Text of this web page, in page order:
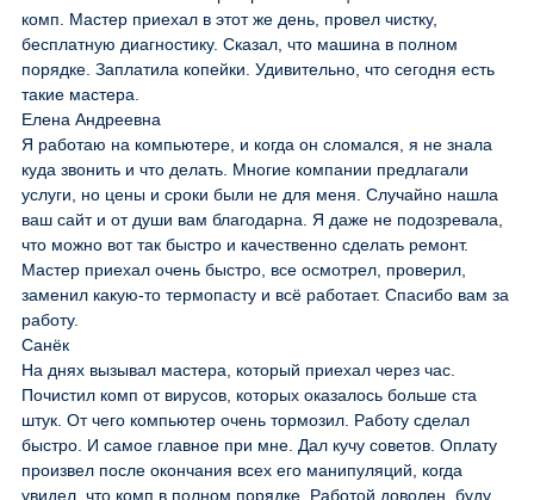
комп. Мастер приехал в этот же день, провел чистку,
бесплатную диагностику. Сказал, что машина в полном
порядке. Заплатила копейки. Удивительно, что сегодня есть
такие мастера.
Елена Андреевна
Я работаю на компьютере, и когда он сломался, я не знала
куда звонить и что делать. Многие компании предлагали
услуги, но цены и сроки были не для меня. Случайно нашла
ваш сайт и от души вам благодарна. Я даже не подозревала,
что можно вот так быстро и качественно сделать ремонт.
Мастер приехал очень быстро, все осмотрел, проверил,
заменил какую-то термопасту и всё работает. Спасибо вам за
работу.
Санёк
На днях вызывал мастера, который приехал через час.
Почистил комп от вирусов, которых оказалось больше ста
штук. От чего компьютер очень тормозил. Работу сделал
быстро. И самое главное при мне. Дал кучу советов. Оплату
произвел после окончания всех его манипуляций, когда
увидел, что комп в полном порядке. Работой доволен, буду